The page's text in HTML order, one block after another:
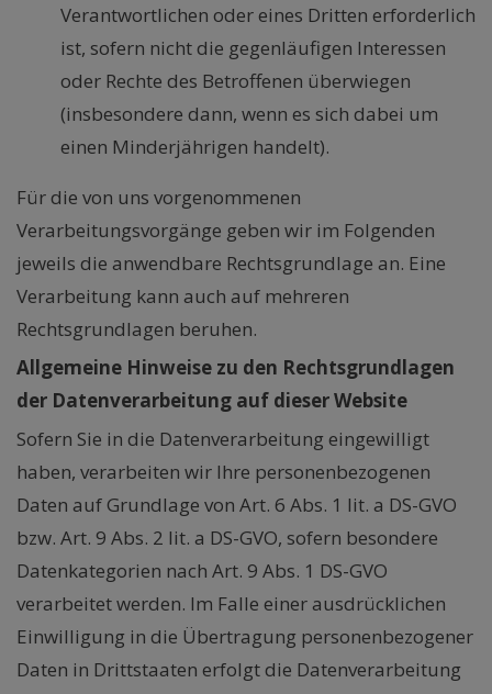
Verantwortlichen oder eines Dritten erforderlich
ist, sofern nicht die gegenläufigen Interessen
oder Rechte des Betroffenen überwiegen
(insbesondere dann, wenn es sich dabei um
einen Minderjährigen handelt).
Für die von uns vorgenommenen
Verarbeitungsvorgänge geben wir im Folgenden
jeweils die anwendbare Rechtsgrundlage an. Eine
Verarbeitung kann auch auf mehreren
Rechtsgrundlagen beruhen.
Allgemeine Hinweise zu den Rechtsgrundlagen
der Datenverarbeitung auf dieser Website
Sofern Sie in die Datenverarbeitung eingewilligt
haben, verarbeiten wir Ihre personenbezogenen
Daten auf Grundlage von Art. 6 Abs. 1 lit. a DS-GVO
bzw. Art. 9 Abs. 2 lit. a DS-GVO, sofern besondere
Datenkategorien nach Art. 9 Abs. 1 DS-GVO
verarbeitet werden. Im Falle einer ausdrücklichen
Einwilligung in die Übertragung personenbezogener
Daten in Drittstaaten erfolgt die Datenverarbeitung